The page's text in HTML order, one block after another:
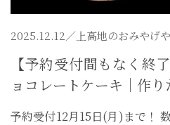
2025.12.12／ 上高地のおみやげや
【予約受付間もなく終
ョコレートケーキ｜作
予約受付12月15日(月)まで！